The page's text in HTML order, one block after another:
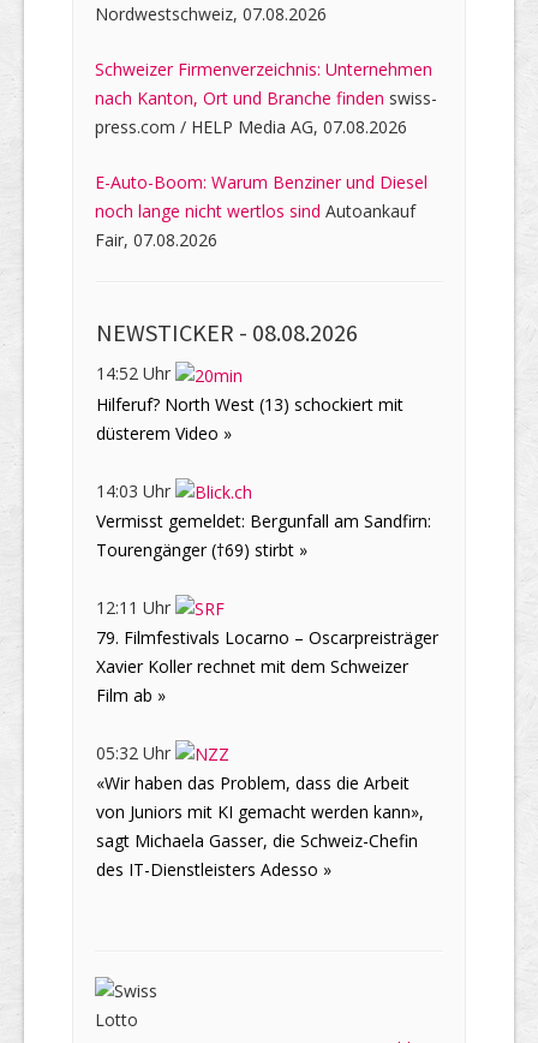
Nordwestschweiz, 07.08.2026
Schweizer Firmenverzeichnis: Unternehmen
nach Kanton, Ort und Branche finden swiss-
press.com / HELP Media AG, 07.08.2026
E-Auto-Boom: Warum Benziner und Diesel
noch lange nicht wertlos sind Autoankauf
Fair, 07.08.2026
NEWSTICKER - 08.08.2026
14:52 Uhr
Hilferuf? North West (13) schockiert mit
düsterem Video »
14:03 Uhr
Vermisst gemeldet: Bergunfall am Sandfirn:
Tourengänger (†69) stirbt »
12:11 Uhr
79. Filmfestivals Locarno – Oscarpreisträger
Xavier Koller rechnet mit dem Schweizer
Film ab »
05:32 Uhr
«Wir haben das Problem, dass die Arbeit
von Juniors mit KI gemacht werden kann»,
sagt Michaela Gasser, die Schweiz-Chefin
des IT-Dienstleisters Adesso »